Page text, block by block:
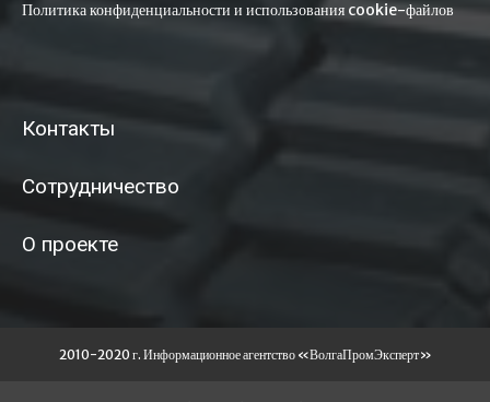
Политика конфиденциальности и использования cookie-файлов
Контакты
Сотрудничество
О проекте
2010-2020 г. Информационное агентство «ВолгаПромЭксперт»